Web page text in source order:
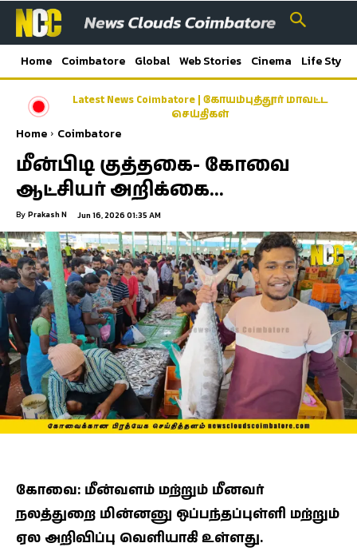
Home Coimbatore Global Web Stories Cinema Life Style
Latest News Coimbatore | கோயம்புத்தூர் மாவட்ட
செய்திகள்
Home Coimbatore
மீன்பிடி குத்தகை- கோவை
ஆட்சியர் அறிக்கை…
By Prakash N Jun 16, 2026 01:35 AM
கோவை: மீன்வளம் மற்றும் மீனவர்
நலத்துறை மின்னனு ஒப்பந்தப்புள்ளி மற்றும்
ஏல அறிவிப்பு வெளியாகி உள்ளது.